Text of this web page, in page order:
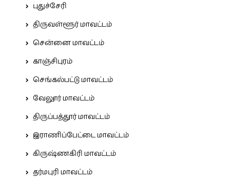
புதுச்சேரி
திருவள்ளூர் மாவட்டம்
சென்னை மாவட்டம்
காஞ்சிபுரம்
செங்கல்பட்டு மாவட்டம்
வேலூர் மாவட்டம்
திருப்பத்தூர் மாவட்டம்
இராணிப்பேட்டை மாவட்டம்
கிருஷ்ணகிரி மாவட்டம்
தர்மபுரி மாவட்டம்